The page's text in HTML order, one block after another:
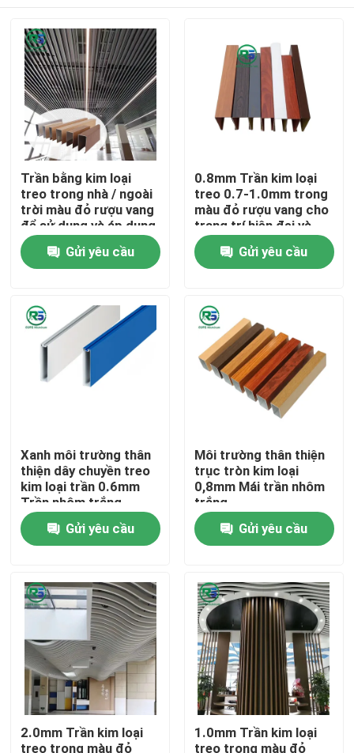
Các sản phẩm
Tham quan nhà máy
Kiểm soát chất lượng
Liên hệ chúng tôi
Yêu cầu báo giá
Tấm tường nhôm
Bảng điều khiển tổ ong bằng nhôm
Trần bằng kim loại
treo trong nhà / ngoài
trời màu đỏ rượu vang
để sử dụng và áp dụng
đa năng
Gửi yêu cầu
0.8mm Trần kim loại
treo 0.7-1.0mm trong
màu đỏ rượu vang cho
trang trí hiện đại và
đơn giản
Gửi yêu cầu
Xanh môi trường thân
thiện dây chuyền treo
kim loại trần 0.6mm
Trần nhôm trắng
Gửi yêu cầu
Môi trường thân thiện
trục tròn kim loại
0,8mm Mái trần nhôm
trắng
Gửi yêu cầu
2.0mm Trần kim loại
treo trong màu đỏ
1.0mm Trần kim loại
treo trong màu đỏ